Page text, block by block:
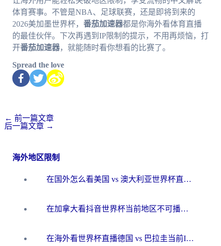
体育赛事。不管是NBA、足球联赛，还是即将到来的
2026美加墨世界杯， 番茄加速器都是你海外看体育直播
的最佳伙伴。下次再遇到IP限制的提示，不用再烦恼，打
开番茄加速器，就能随时看你想看的比赛了。
Spread the love
← 前一篇文章
后一篇文章 →
海外地区限制
在国外怎么看美国 vs 澳大利亚世界杯直播？海外党必藏的中文解说观赛指南
在加拿大看抖音世界杯当前地区不可播放？海外党体育观赛终极指南
在海外看世界杯直播德国 vs 巴拉圭当前IP受限制？这篇指南帮你轻松解决地区限制